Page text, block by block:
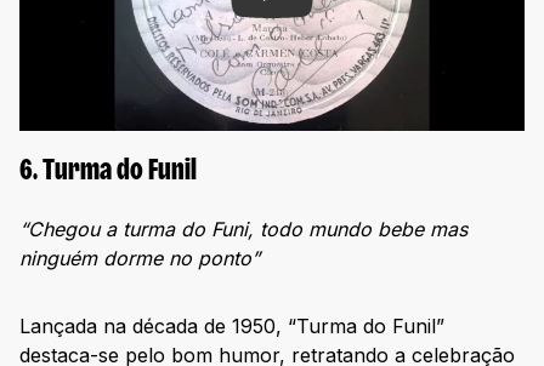
6. Turma do Funil
“Chegou a turma do Funi, todo mundo bebe mas
ninguém dorme no ponto”
Lançada na década de 1950, “Turma do Funil”
destaca-se pelo bom humor, retratando a celebração